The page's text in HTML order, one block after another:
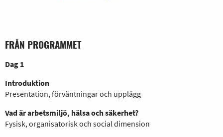
FRÅN PROGRAMMET
Dag 1
Introduktion
Presentation, förväntningar och upplägg
Vad är arbetsmiljö, hälsa och säkerhet?
Fysisk, organisatorisk och social dimension